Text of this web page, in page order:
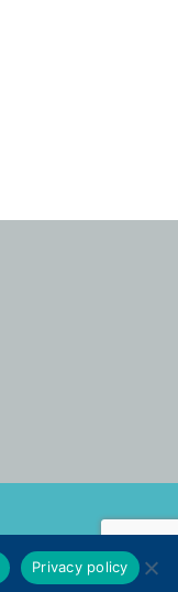
Privacy policy